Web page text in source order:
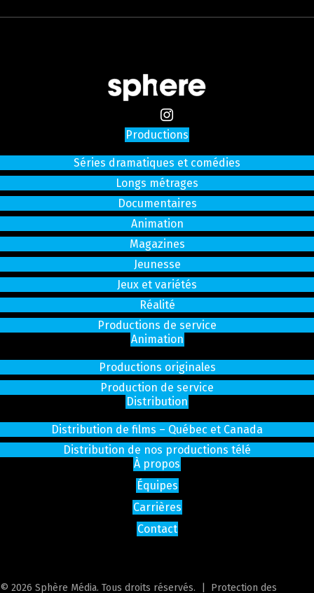
Productions
Séries dramatiques et comédies
Longs métrages
Documentaires
Animation
Magazines
Jeunesse
Jeux et variétés
Réalité
Productions de service
Animation
Productions originales
Production de service
Distribution
Distribution de films – Québec et Canada
Distribution de nos productions télé
À propos
Équipes
Carrières
Contact
© 2026 Sphère Média. Tous droits réservés. | Protection des